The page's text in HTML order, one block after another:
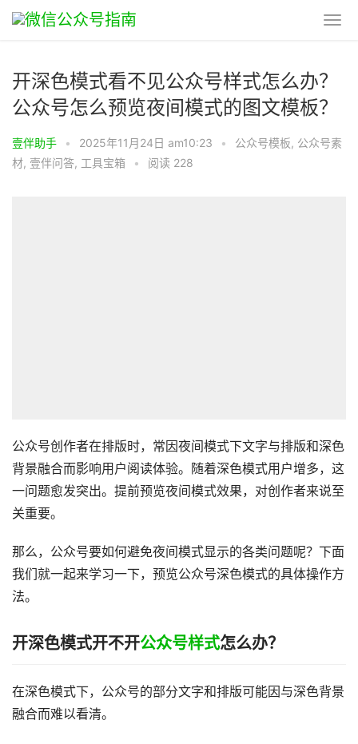
开深色模式看不见公众号样式怎么办？
公众号怎么预览夜间模式的图文模板？
壹伴助手 • 2025年11月24日 am10:23 • 公众号模板, 公众号素
材, 壹伴问答, 工具宝箱 • 阅读 228
公众号创作者在排版时，常因夜间模式下文字与排版和深色
背景融合而影响用户阅读体验。随着深色模式用户增多，这
一问题愈发突出。提前预览夜间模式效果，对创作者来说至
关重要。
那么，公众号要如何避免夜间模式显示的各类问题呢？下面
我们就一起来学习一下，预览公众号深色模式的具体操作方
法。
开深色模式开不开公众号样式怎么办？
在深色模式下，公众号的部分文字和排版可能因与深色背景
融合而难以看清。